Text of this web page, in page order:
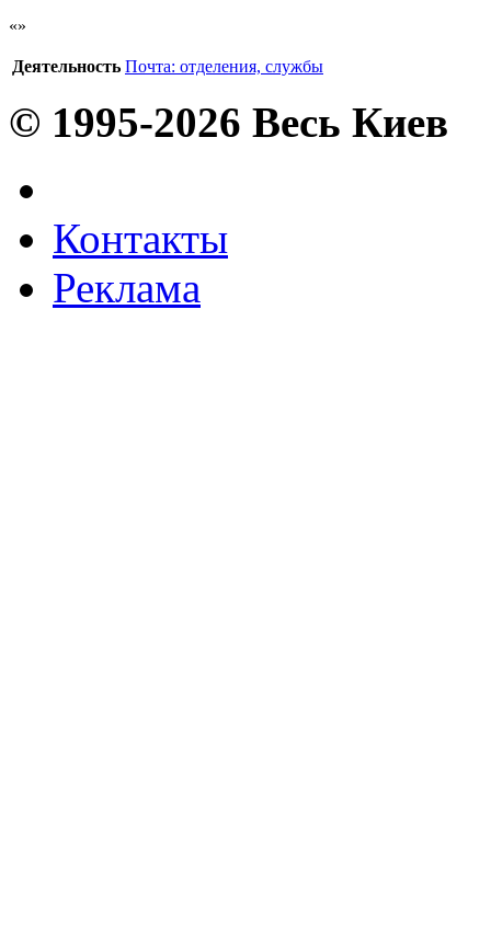
Деятельность Почта: отделения, службы
© 1995-2026 Весь Киев
Контакты
Реклама